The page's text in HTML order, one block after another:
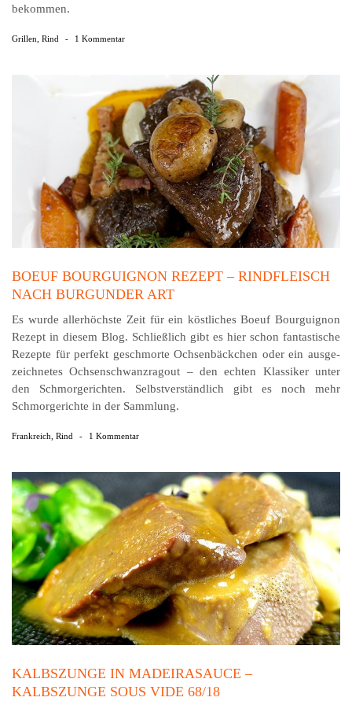
bekommen.
Grillen Rind - 1 Kommentar
BOEUF BOURGUIGNON REZEPT – RINDFLEISCH
NACH BURGUNDER ART
Es wurde allerhöchste Zeit für ein köstliches Boeuf Bourguignon
Rezept in diesem Blog. Schließlich gibt es hier schon fantastische
Rezepte für perfekt geschmorte Ochsen­bäck­chen oder ein aus­ge­
zeich­netes Ochsen­schwanz­ragout – den echten Klassiker unter
den Schmor­gerichten. Selbst­ver­ständlich gibt es noch mehr
Schmor­gerichte in der Sammlung.
Frankreich Rind - 1 Kommentar
KALBSZUNGE IN MADEIRASAUCE –
KALBSZUNGE SOUS VIDE 68/18